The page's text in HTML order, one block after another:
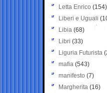
Letta Enrico (154)
Liberi e Uguali
Libia (68)
Libri (33)
Liguria Futurista
mafia (543)
manifesto (7)
Margherita (16)